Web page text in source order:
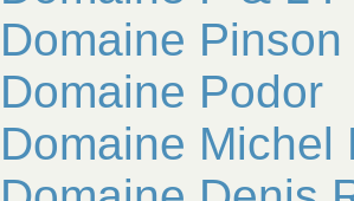
Domaine Pinson
Domaine Podor
Domaine Michel